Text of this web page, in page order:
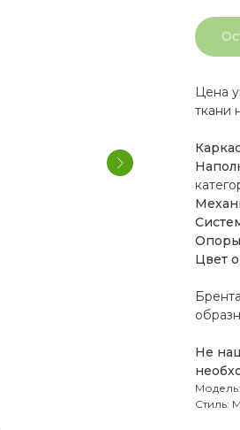
Цена
ткани
Цвет
Не
Стиль: